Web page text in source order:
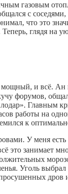
газовым
с
что это
глядя
и всё.
форумов,
Главным
работы на
к
У меня
это занимает
Уголь